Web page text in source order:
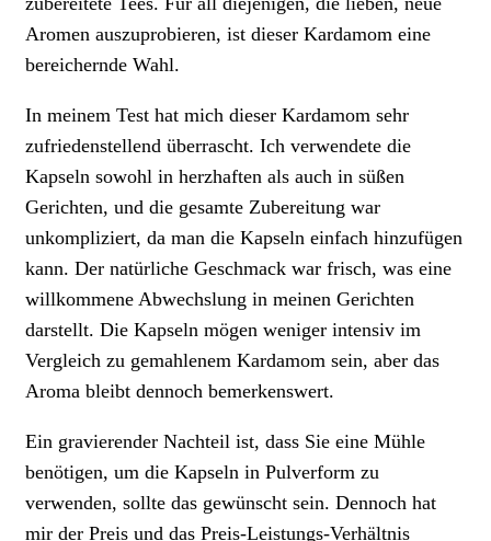
Aromen auszuprobieren, ist dieser Kardamom eine
bereichernde Wahl.
In meinem Test hat mich dieser Kardamom sehr
zufriedenstellend überrascht. Ich verwendete die
Kapseln sowohl in herzhaften als auch in süßen
Gerichten, und die gesamte Zubereitung war
unkompliziert, da man die Kapseln einfach hinzufügen
kann. Der natürliche Geschmack war frisch, was eine
willkommene Abwechslung in meinen Gerichten
darstellt. Die Kapseln mögen weniger intensiv im
Vergleich zu gemahlenem Kardamom sein, aber das
Aroma bleibt dennoch bemerkenswert.
Ein gravierender Nachteil ist, dass Sie eine Mühle
benötigen, um die Kapseln in Pulverform zu
verwenden, sollte das gewünscht sein. Dennoch hat
mir der Preis und das Preis-Leistungs-Verhältnis